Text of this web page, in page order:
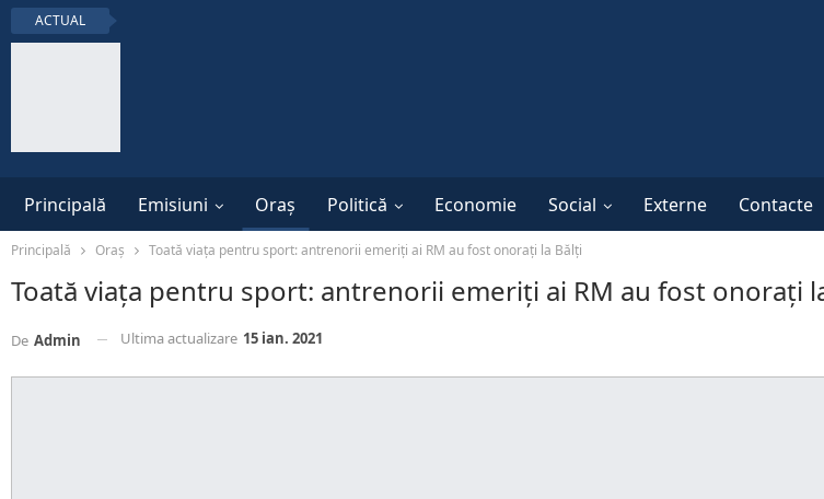
ACTUAL
Principală Emisiuni Oraș Politică Economie Social Externe Contacte
Principală Oraș Toată viața pentru sport: antrenorii emeriți ai RM au fost onorați la Bălți
Toată viața pentru sport: antrenorii emeriți ai RM au fost onorați
De Admin Ultima actualizare 15 ian. 2021